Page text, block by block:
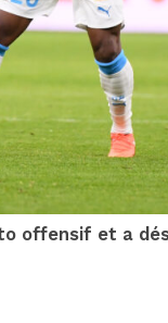
offensif et a